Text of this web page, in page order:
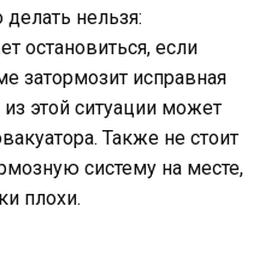
нельзя:
остановиться, если
затормозит исправная
этой ситуации может
Также не стоит
систему на месте,
плохи.